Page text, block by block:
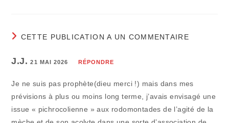
CETTE PUBLICATION A UN COMMENTAIRE
J.J.21 MAI 2026 RÉPONDRE
Je ne suis pas prophète(dieu merci !) mais dans mes
prévisions à plus ou moins long terme, j’avais envisagé une
issue « pichrocolienne » aux rodomontades de l’agité de la